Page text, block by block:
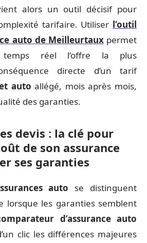
alors un outil décisif pour
tarifaire. Utiliser l’outil
auto de Meilleurtauxpermet
temps réel l’offre la plus
directe d’un tarif
auto allégé, mois après mois,
des garanties.
devis : la clé pour
de son assurance
ses garanties
auto se distinguent
lorsque les garanties semblent
d’assurance auto
clic les différences majeures